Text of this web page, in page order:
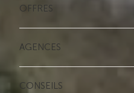
OFFRES
AGENCES
CONSEILS